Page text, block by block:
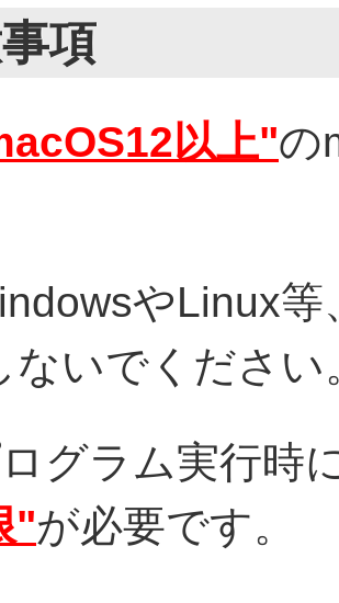
項
以上"の
やLinux
ないでください
グラム実行時
"が必要です。